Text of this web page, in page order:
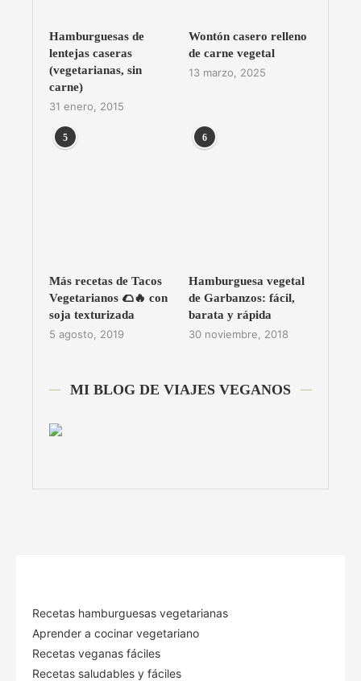
Hamburguesas de
lentejas caseras
(vegetarianas, sin
carne)
31 enero, 2015
Wontón casero relleno
de carne vegetal
13 marzo, 2025
5
Más recetas de Tacos
Vegetarianos 🌮🔥 con
soja texturizada
5 agosto, 2019
6
Hamburguesa vegetal
de Garbanzos: fácil,
barata y rápida
30 noviembre, 2018
MI BLOG DE VIAJES VEGANOS
Recetas hamburguesas vegetarianas
Aprender a cocinar vegetariano
Recetas veganas fáciles
Recetas saludables y fáciles